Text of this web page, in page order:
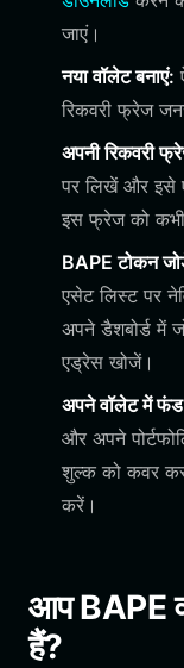
जाएं।
नया वॉलेट बनाएं:
रिकवरी फ्रेज
अपनी रिकवरी
पर लिखें और इसे
इस फ्रेज को
BAPE टोकन
एसेट लिस्ट पर
अपने डैशबोर्ड में
एड्रेस खोजें।
अपने वॉलेट में
और अपने
शुल्क को कवर
करें।
आप BAPE
हैं?